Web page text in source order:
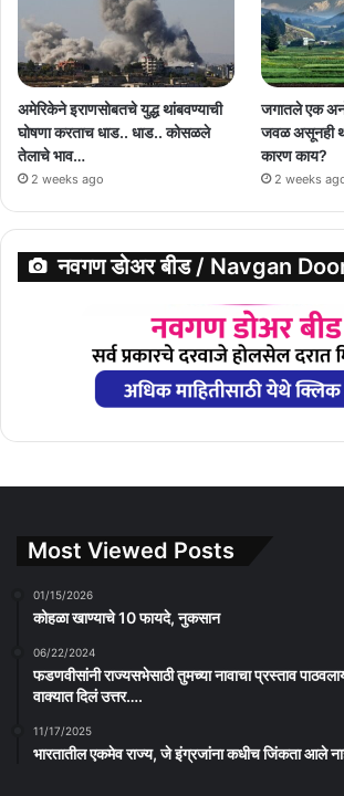
अमेरिकेने इराणसोबतचे युद्ध थांबवण्याची
घोषणा करताच धाड.. धाड.. कोसळले
तेलाचे भाव…
2 weeks ago
जगातले एक
जवळ असूनही
कारण काय?
2 weeks
नवगण डोअर बीड / Navgan
Most Viewed Posts
01/15/2026
कोहळा खाण्याचे 10 फायदे, नुकसान
06/22/2024
फडणवीसांनी राज्यसभेसाठी तुमच्या नावाचा प्रस्ताव
वाक्यात दिलं उत्तर….
11/17/2025
भारतातील एकमेव राज्य, जे इंग्रजांना कधीच जिंकता आले